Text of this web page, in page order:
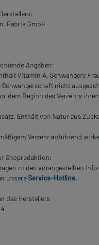
Fabrik GmbH
Angaben:
Vitamin A. Schwangere
Schwangerschaft nicht
dem Beginn des Verzehrs
Enthält von Natur aus
Verzehr abführend
Shopredaktion:
zu den vorangestellten
unsereService-Hotline.
des Herstellers